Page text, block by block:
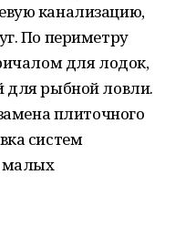
канализацию,
По периметру
для лодок,
для рыбной ловли.
плиточного
систем
малых